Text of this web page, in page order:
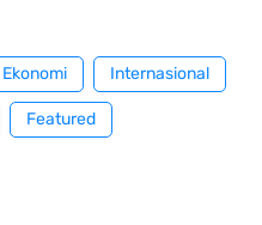
Ekonomi Internasional
Featured